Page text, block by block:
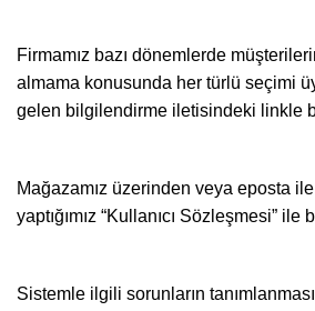
Firmamız bazı dönemlerde
almama konusunda her türlü seçimi
gelen bilgilendirme iletisindeki linkle
Mağazamız üzerinden veya eposta
yaptığımız “Kullanıcı Sözleşmesi”
Sistemle ilgili sorunların